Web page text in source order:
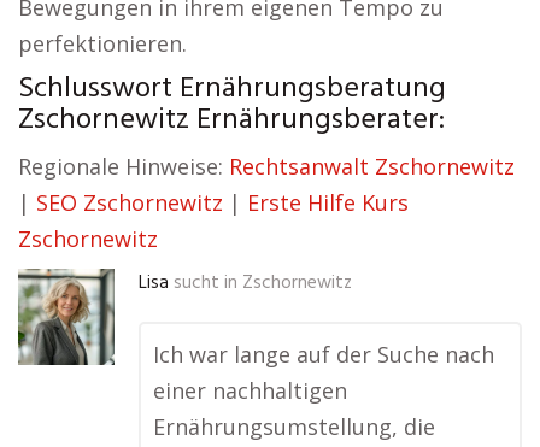
Bewegungen in ihrem eigenen Tempo zu
perfektionieren.
Schlusswort Ernährungsberatung
Zschornewitz Ernährungsberater:
Regionale Hinweise: Rechtsanwalt Zschornewitz
| SEO Zschornewitz | Erste Hilfe Kurs
Zschornewitz
Lisa sucht in Zschornewitz
Ich war lange auf der Suche nach
einer nachhaltigen
Ernährungsumstellung, die